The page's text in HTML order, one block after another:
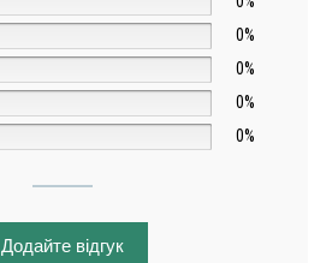
0%
0%
0%
0%
Додайте відгук